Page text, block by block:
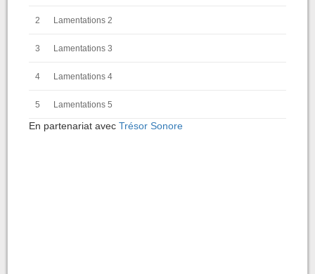
2 Lamentations 2
3 Lamentations 3
4 Lamentations 4
5 Lamentations 5
En partenariat avec Trésor Sonore